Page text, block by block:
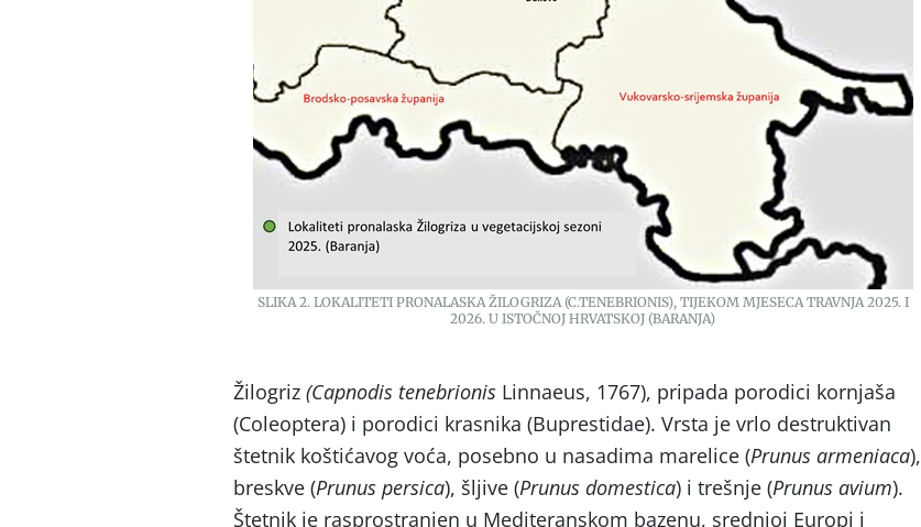
SLIKA 2. LOKALITETI PRONALASKA ŽILOGRIZA (C.TENEBRIONIS), TIJEKOM MJESECA TRAVNJA 2025. I
2026. U ISTOČNOJ HRVATSKOJ (BARANJA)
Žilogriz (Capnodis tenebrionis Linnaeus, 1767), pripada porodici kornjaša
(Coleoptera) i porodici krasnika (Buprestidae). Vrsta je vrlo destruktivan
štetnik koštićavog voća, posebno u nasadima marelice (Prunus armeniaca),
breskve (Prunus persica), šljive (Prunus domestica) i trešnje (Prunus avium).
Štetnik je rasprostranjen u Mediteranskom bazenu, srednjoj Europi i